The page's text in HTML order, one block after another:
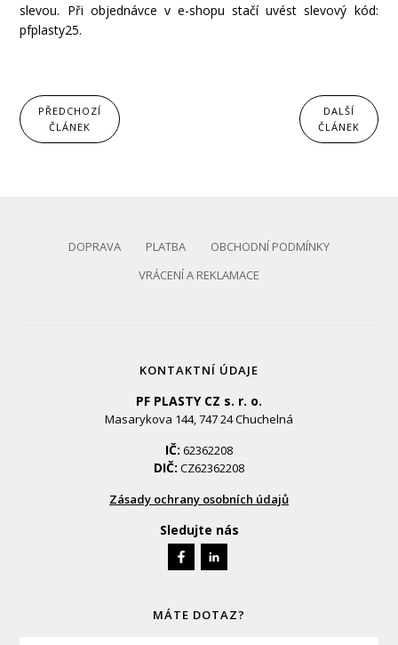
slevou. Při objednávce v e-shopu stačí uvést slevový kód:
pfplasty25.
DALŠÍ
ČLÁNEK
PŘEDCHOZÍ
ČLÁNEK
DOPRAVA PLATBA
OBCHODNÍ PODMÍNKY
VRÁCENÍ A REKLAMACE
KONTAKTNÍ ÚDAJE
PF PLASTY CZ s. r. o.
Masarykova 144, 747 24 Chuchelná
IČ: 62362208
DIČ: CZ62362208
Zásady ochrany osobních údajů
Sledujte nás
MÁTE DOTAZ?